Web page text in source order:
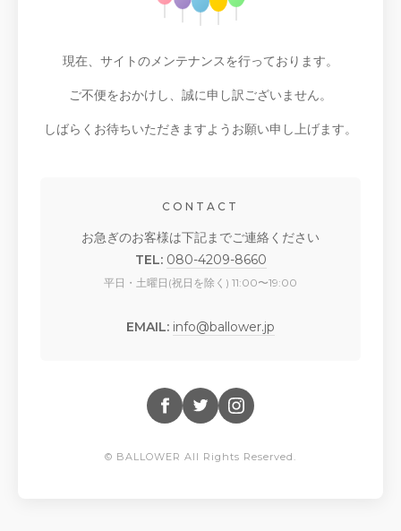
現在、サイトのメンテナンスを行っております。
ご不便をおかけし、誠に申し訳ございません。
しばらくお待ちいただきますようお願い申し上げます。
CONTACT
お急ぎのお客様は下記までご連絡ください
TEL: 080-4209-8660
平日・土曜日(祝日を除く) 11:00〜19:00
EMAIL: info@ballower.jp
© BALLOWER All Rights Reserved.